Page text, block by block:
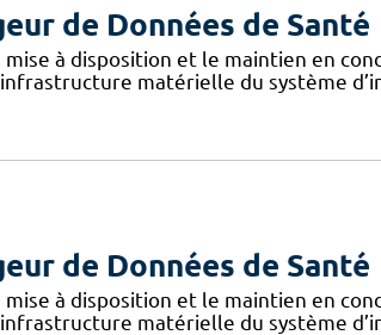
de Données de Santé
mise à disposition et le maintien en
matérielle du système
de Données de Santé
mise à disposition et le maintien en
matérielle du système